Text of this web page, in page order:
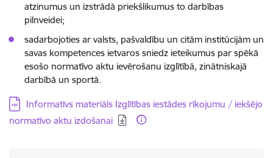
atzinumus un izstrādā priekšlikumus to darbības
pilnveidei;
sadarbojoties ar valsts, pašvaldību un citām institūcijām un
savas kompetences ietvaros sniedz ieteikumus par spēkā
esošo normatīvo aktu ievērošanu izglītībā, zinātniskajā
darbībā un sportā.
Lejupielādēt:
Informatīvs materiāls Izglītības iestādes rīkojumu / iekšējo
normatīvo aktu izdošanai